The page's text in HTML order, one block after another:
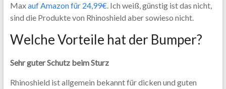
Maxauf Amazon für 24,99€. Ich weiß, günstig ist das nicht,
sind die Produkte von Rhinoshield aber sowieso nicht.
Welche Vorteile hat der Bumper?
Sehr guter Schutz beim Sturz
Rhinoshield ist allgemein bekannt für dicken und guten